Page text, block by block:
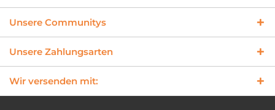
Unsere Communitys
Unsere Zahlungsarten
Wir versenden mit: